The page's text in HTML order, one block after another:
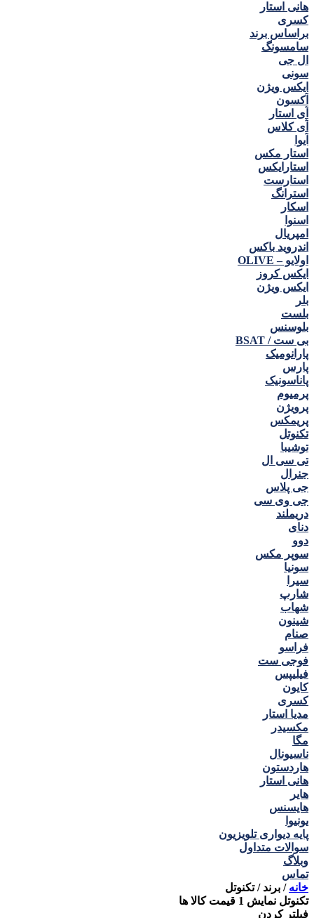
هانی استار
كسری
براساس برند
سامسونگ
ال جی
سونی
ایکس ویژن
آکسون
آی استار
آی کلاس
آیوا
استار مکس
استارایکس
استارست
استرانگ
اسکار
اسنوا
امپریال
اندروید باکس
اولایو – OLIVE
ایکس کروز
ایکس ویژن
بلر
بلست
بلوسنس
بی ست / BSAT
پارانومیک
پارس
پاناسونیک
پرمیوم
پرویژن
پریمکس
تکنوتل
توشیبا
تی سی ال
جنرال
جی پلاس
جی وی سی
دریملند
دنای
دوو
سوپر مکس
سونیا
سیرا
شارپ
شهاب
شینون
صنام
فراسو
فوجی ست
فیلیپس
کایون
کسری
مدیا استار
مکسیدر
مگا
ناسیونال
هاردستون
هانی استار
هایر
هایسنس
یونیوا
پایه دیواری تلویزیون
سوالات متداول
وبلاگ
تماس
خانه / برند /تکنوتل
تکنوتل نمایش 1 قیمت کالا ها
فیلتر کردن